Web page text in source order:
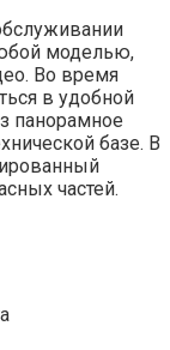
моделью,
Во время
в удобной
панорамное
базе. В
частей.